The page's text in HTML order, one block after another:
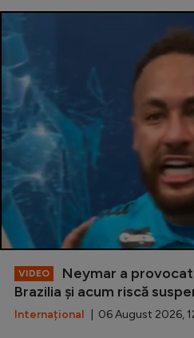
VIDEO
Neymar a provocat
Brazilia și acum riscă
Internațional | 06 August 2026,